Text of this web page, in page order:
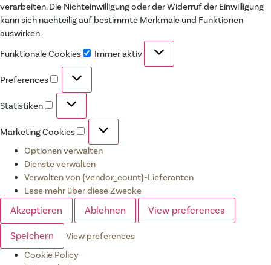
verarbeiten. Die Nichteinwilligung oder der Widerruf der Einwilligung
kann sich nachteilig auf bestimmte Merkmale und Funktionen
auswirken.
Funktionale Cookies
Immer aktiv
Preferences
Statistiken
Marketing Cookies
Optionen verwalten
Dienste verwalten
Verwalten von {vendor_count}-Lieferanten
Lese mehr über diese Zwecke
Akzeptieren Ablehnen View preferences
Speichern
View preferences
Cookie Policy